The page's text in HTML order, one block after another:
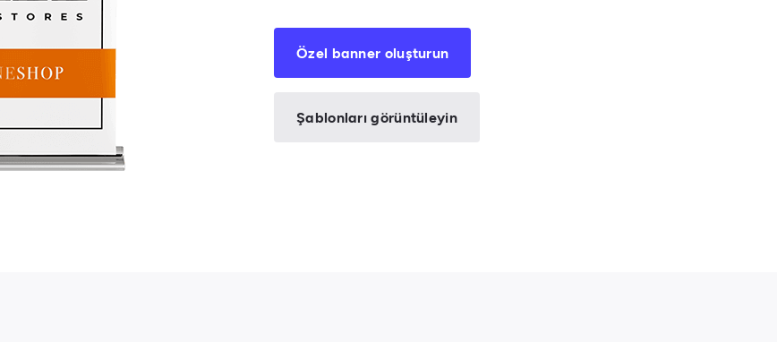
Özel banner oluşturun
Şablonları görüntüleyin